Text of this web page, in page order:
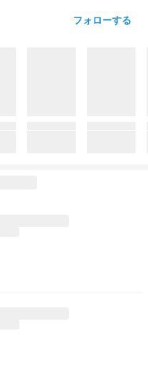
フォローする